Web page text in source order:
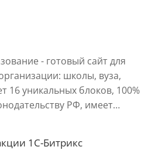
- готовый сайт для
школы, вуза,
16 уникальных блоков, 100%
РФ, имеет
дизайн и широкие
1С-Битрикс